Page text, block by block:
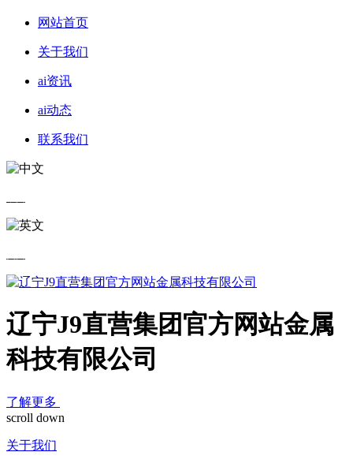
网站首页
关于我们
ai资讯
ai动态
联系我们
辽宁J9直营集团官方网站金属
科技有限公司
了解更多
scroll down
关于我们